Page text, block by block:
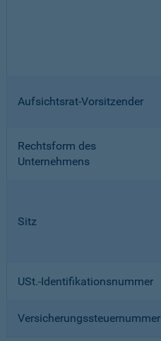
Aufsichtsrat-Vorsitzender
Rechtsform des
Unternehmens
Sitz
USt.-Identifikationsnummer
Versicherungssteuernummer